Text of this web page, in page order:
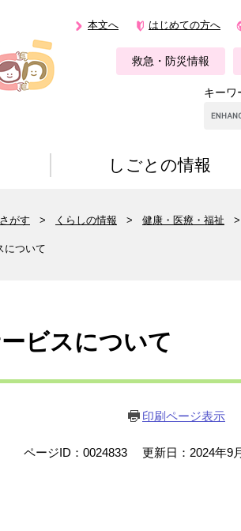
本文へ はじめての方へ
救急・防災情報
キーワ
G
g
l
ス
しごとの情報
がす > くらしの情報 > 健康・医療・福祉 >
について
ビスについて
印刷ページ表示
ページID：0024833 更新日：2024年9